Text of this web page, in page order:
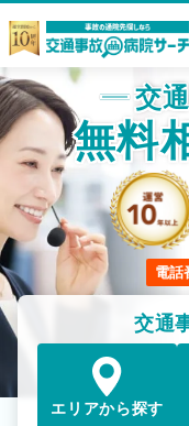
交
無料
電話
交通
エリアから探す